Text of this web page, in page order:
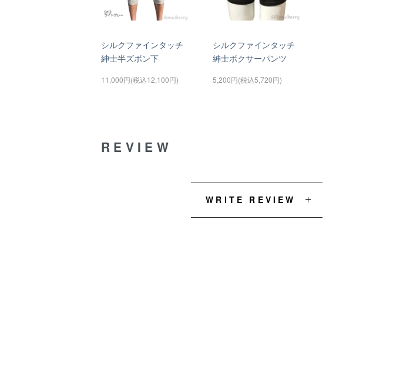
シルクファインタッチ
紳士半ズボン下
11,000円(税込12,100円)
シルクファインタッチ
紳士ボクサーパンツ
5,200円(税込5,720円)
REVIEW
WRITE REVIEW